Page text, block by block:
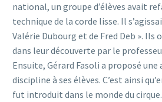
national, un groupe d’élèves avait
technique de la corde lisse. Il
Valérie Dubourg et de Fred Deb ». Ils
dans leur découverte par le
Ensuite, Gérard Fasoli a proposé
discipline à ses élèves. C’est ainsi
fut introduit dans le monde du cirque.